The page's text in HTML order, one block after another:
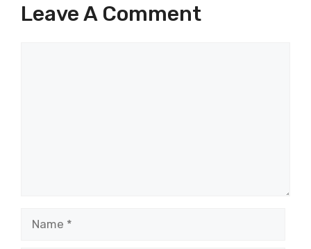
Leave A Comment